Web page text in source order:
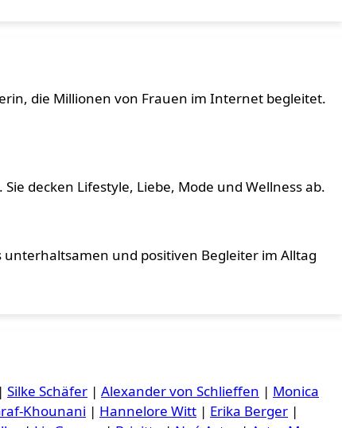
die Millionen von Frauen im Internet begleitet.
decken Lifestyle, Liebe, Mode und Wellness ab.
und positiven Begleiter im Alltag
| Silke Schäfer | Alexander von Schlieffen | Monica
Khounani | Hannelore Witt | Erika Berger |